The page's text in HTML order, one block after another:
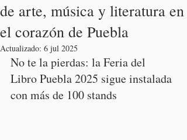
de arte, música y literatura en
el corazón de Puebla
Actualizado: 6 jul 2025
No te la pierdas: la Feria del
Libro Puebla 2025 sigue instalada
con más de 100 stands